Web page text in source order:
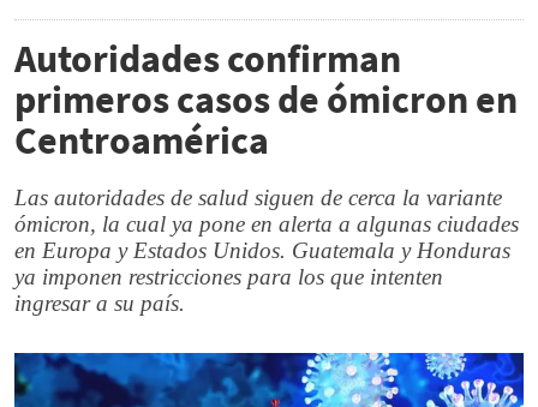
Autoridades confirman
primeros casos de ómicron en
Centroamérica
Las autoridades de salud siguen de cerca la variante
ómicron, la cual ya pone en alerta a algunas ciudades
en Europa y Estados Unidos. Guatemala y Honduras
ya imponen restricciones para los que intenten
ingresar a su país.